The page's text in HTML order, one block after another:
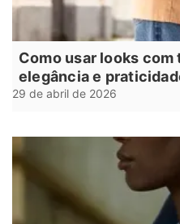
Como usar looks
elegância e
29 de abril de 2026